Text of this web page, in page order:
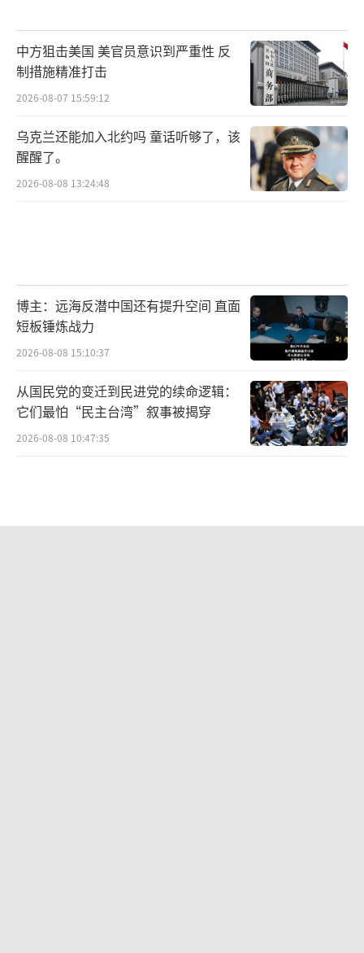
中方狙击美国 美官员意识到严重性 反
制措施精准打击
2026-08-07 15:59:12
乌克兰还能加入北约吗 童话听够了，该
醒醒了。
2026-08-08 13:24:48
博主：远海反潜中国还有提升空间 直面
短板锤炼战力
2026-08-08 15:10:37
从国民党的变迁到民进党的续命逻辑：
它们最怕“民主台湾”叙事被揭穿
2026-08-08 10:47:35